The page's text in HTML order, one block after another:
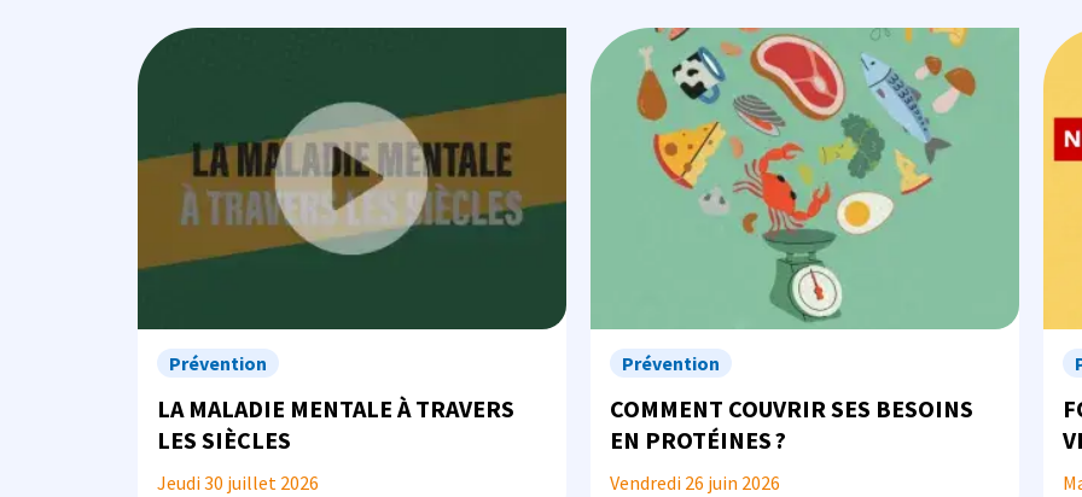
Image
Prévention
LA MALADIE MENTALE À TRAVERS
LES SIÈCLES
Jeudi 30 juillet 2026
Image
Prévention
COMMENT COUVRIR SES BESOINS
EN PROTÉINES ?
Vendredi 26 juin 2026